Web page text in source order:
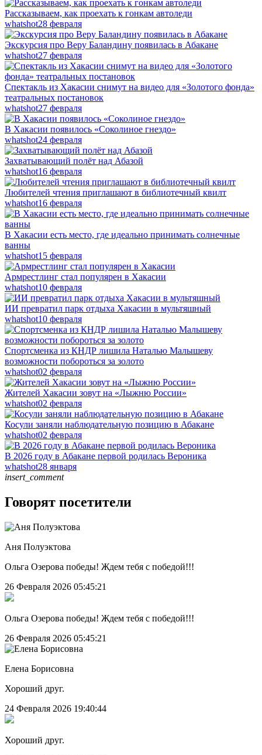
Рассказываем, как проехать к гонкам автоледи
whatshot28 февраля
Экскурсия про Веру Баландину появилась в Абакане
whatshot27 февраля
Спектакль из Хакасии снимут на видео для «Золотого фонда»
театральных постановок
whatshot27 февраля
В Хакасии появилось «Соколиное гнездо»
whatshot24 февраля
Захватывающий полёт над Абазой
whatshot16 февраля
Любителей чтения приглашают в библиотечный квилт
whatshot16 февраля
В Хакасии есть место, где идеально принимать солнечные
ванны
whatshot15 февраля
Армрестлинг стал популярен в Хакасии
whatshot10 февраля
ИИ превратил парк отдыха Хакасии в мультяшный
whatshot10 февраля
Спортсменка из КНДР лишила Наталью Малышеву
возможности побороться за золото
whatshot02 февраля
Жителей Хакасии зовут на «Лыжню России»
whatshot02 февраля
Косули заняли наблюдательную позицию в Абакане
whatshot02 февраля
В 2026 году в Абакане первой родилась Вероника
whatshot28 января
insert_comment
Говорят посетители
Аня Полуэктова
Ольга Озерова победы! Ждем тебя с победой!!!
26 Февраля 2026 05:45:21
Ольга Озерова победы! Ждем тебя с победой!!!
26 Февраля 2026 05:45:21
Елена Борисовна
Хороший друг.
24 Февраля 2026 19:40:44
Хороший друг.